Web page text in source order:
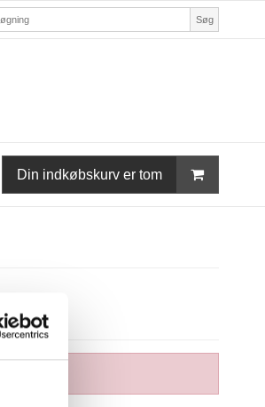
Søg
Din indkøbskurv er tom